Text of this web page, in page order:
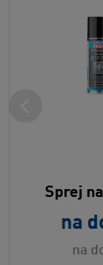
Sprej
na
na